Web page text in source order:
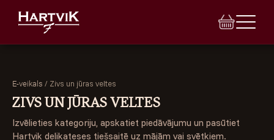
E-VEIKALS
E-veikals / Zivs un jūras veltes
ZIVS UN JŪRAS VELTES
Izvēlieties kategoriju, apskatiet piedāvājumu un pasūtiet
Hartvik delikateses tiešsaitē uz mājām vai svētkiem.